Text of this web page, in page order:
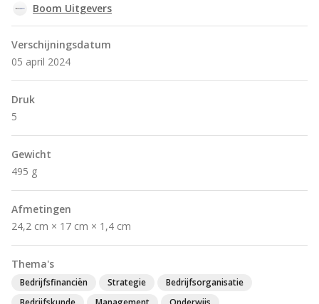
Boom Uitgevers
Verschijningsdatum
05 april 2024
Druk
5
Gewicht
495 g
Afmetingen
24,2 cm × 17 cm × 1,4 cm
Thema's
Bedrijfsfinanciën Strategie
Bedrijfsorganisatie